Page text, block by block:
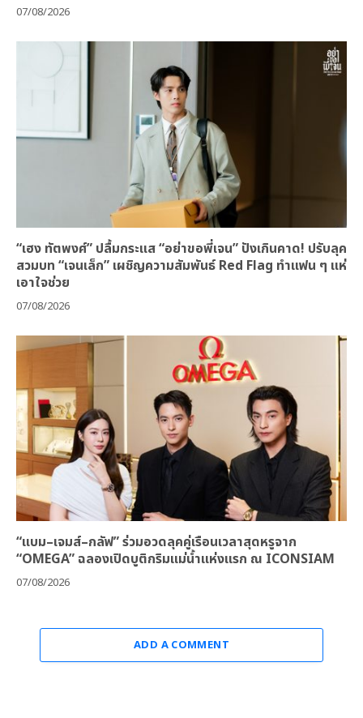
07/08/2026
“เฮง ทัตพงศ์” ปลื้มกระแส “อย่าขอพี่เจน” ปังเกินคาด! ปรับลุค
สวมบท “เจนเล็ก” เผชิญความสัมพันธ์ Red Flag ทำแฟน ๆ แห่
เอาใจช่วย
07/08/2026
“แบม–เจมส์–กลัฟ” ร่วมอวดลุคคู่เรือนเวลาสุดหรูจาก
“OMEGA” ฉลองเปิดบูติกริมแม่น้ำแห่งแรก ณ ICONSIAM
07/08/2026
ADD A COMMENT